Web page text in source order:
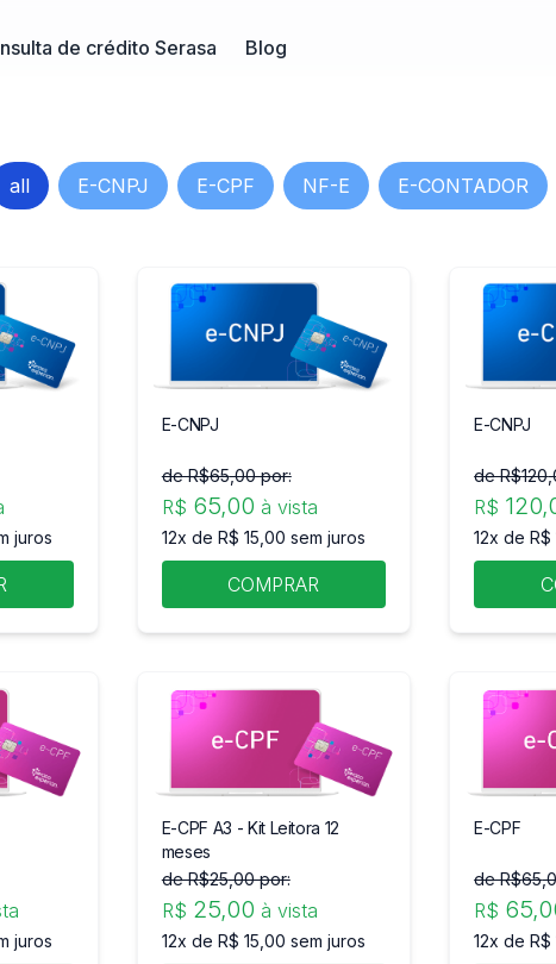
de crédito Serasa Blog
all E-CNPJ E-CPF NF-E E-CONTADOR
juros
E-CNPJ
de R$65,00 por:
R$ 65,00 à vista
12x de R$ 15,00 sem juros
COMPRAR
E-CNPJ
de R$120
R$ 120
12x de R$
juros
E-CPF A3 - Kit Leitora 12
meses
de R$25,00 por:
R$ 25,00 à vista
12x de R$ 15,00 sem juros
E-CPF
de R$65
R$ 65
12x de R$